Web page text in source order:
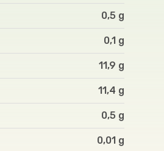
0,5 g
0,1 g
11,9 g
11,4 g
0,5 g
0,01 g